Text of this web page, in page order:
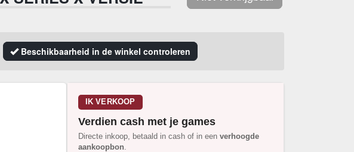
Beschikbaarheid in de winkel controleren
IK VERKOOP
Verdien cash met je games
Directe inkoop, betaald in cash of in een verhoogde
aankoopbon.